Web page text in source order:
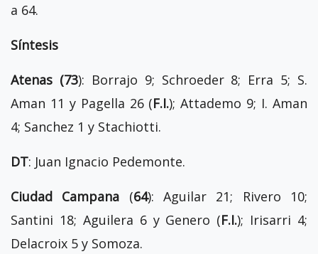
a 64.
Síntesis
Atenas (73): Borrajo 9; Schroeder 8; Erra 5; S.
Aman 11 y Pagella 26 (F.I.); Attademo 9; I. Aman
4; Sanchez 1 y Stachiotti.
DT: Juan Ignacio Pedemonte.
Ciudad Campana (64): Aguilar 21; Rivero 10;
Santini 18; Aguilera 6 y Genero (F.I.); Irisarri 4;
Delacroix 5 y Somoza.